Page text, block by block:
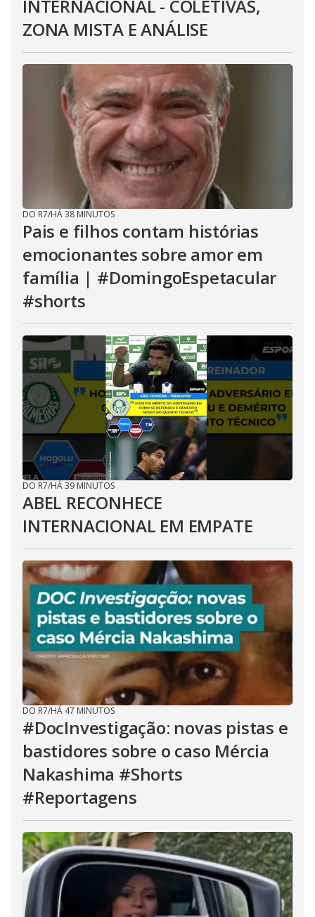
INTERNACIONAL - COLETIVAS,
ZONA MISTA E ANÁLISE
DO R7/HÁ 38 MINUTOS
Pais e filhos contam histórias
emocionantes sobre amor em
família | #DomingoEspetacular
#shorts
DO R7/HÁ 39 MINUTOS
ABEL RECONHECE
INTERNACIONAL EM EMPATE
DO R7/HÁ 47 MINUTOS
#DocInvestigação: novas pistas e
bastidores sobre o caso Mércia
Nakashima #Shorts
#Reportagens